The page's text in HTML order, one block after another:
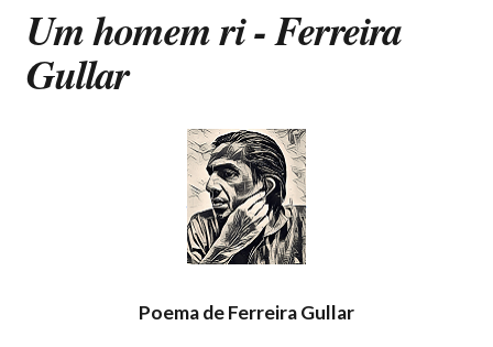
Um homem ri - Ferreira
Gullar
Poema de Ferreira Gullar